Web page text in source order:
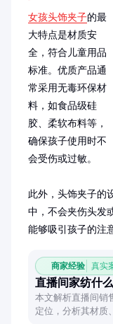
女孩头饰夹子的最
大特点是材质安
全，符合儿童用品
标准。优质产品通
常采用无毒环保材
料，如食品级硅
胶、柔软布料等，
确保孩子使用时不
会受伤或过敏。
此外，头饰夹子的
中，不会夹伤头发
能够吸引孩子的注
商家经验 真实
直播间家纺什
本文解析直播间销
定位，分析其材质